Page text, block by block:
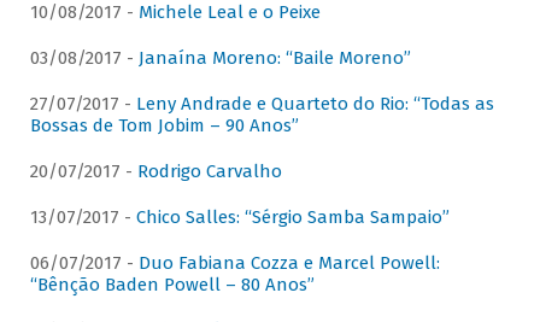
10/08/2017 - Michele Leal e o Peixe
03/08/2017 - Janaína Moreno: “Baile Moreno”
27/07/2017 - Leny Andrade e Quarteto do Rio: “Todas as
Bossas de Tom Jobim – 90 Anos”
20/07/2017 - Rodrigo Carvalho
13/07/2017 - Chico Salles: “Sérgio Samba Sampaio”
06/07/2017 - Duo Fabiana Cozza e Marcel Powell:
“Bênção Baden Powell – 80 Anos”